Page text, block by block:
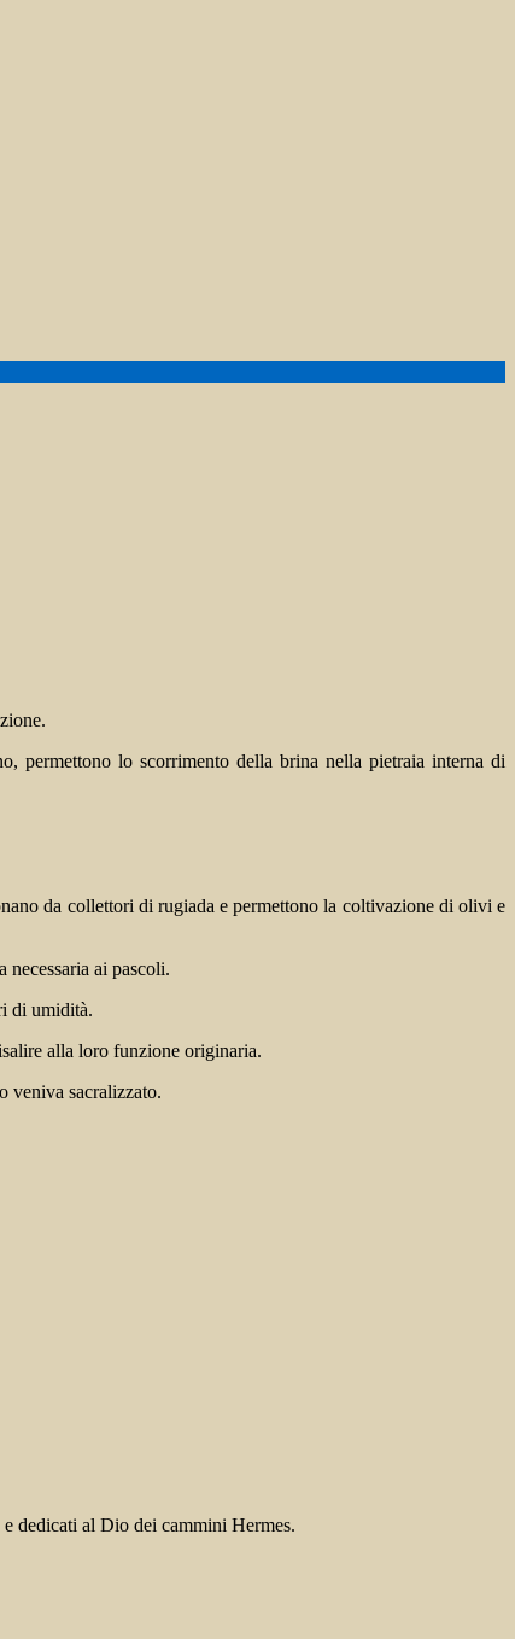
permettono lo scorrimento della brina nella pietraia interna di
da collettori di rugiada e permettono la coltivazione di olivi e
necessaria ai pascoli.
di umidità.
alla loro funzione originaria.
veniva sacralizzato.
dedicati al Dio dei cammini Hermes.